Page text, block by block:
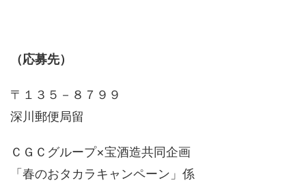
（応募先）
〒１３５－８７９９
深川郵便局留
ＣＧＣグループ×宝酒造共同企画
「春のおタカラキャンペーン」係